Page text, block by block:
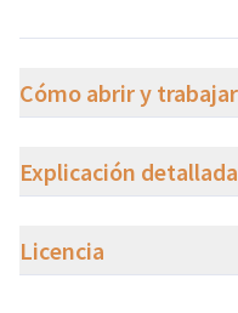
Cómo abrir y
Explicación
Licencia